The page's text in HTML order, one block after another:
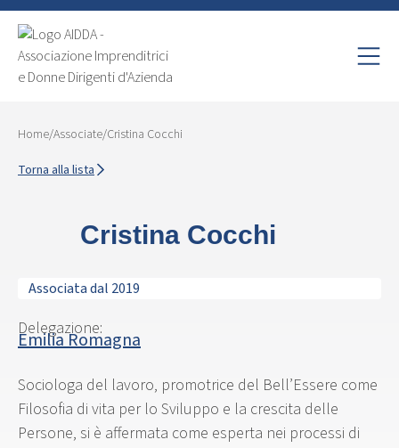
Home/Associate/Cristina Cocchi
Torna alla lista
Cristina Cocchi
Associata dal 2019
Delegazione:
Emilia Romagna
Sociologa del lavoro, promotrice del Bell’Essere come
Filosofia di vita per lo Sviluppo e la crescita delle
Persone, si è affermata come esperta nei processi di